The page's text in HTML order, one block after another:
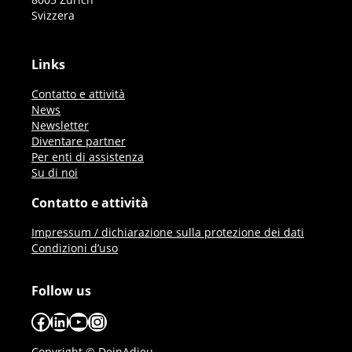
Svizzera
Links
Contatto e attività
News
Newsletter
Diventare partner
Per enti di assistenza
Su di noi
Contatto e attività
Impressum / dichiarazione sulla protezione dei dati
Condizioni d’uso
Follow us
Facebook
LinkedIn
YouTube
Instagram